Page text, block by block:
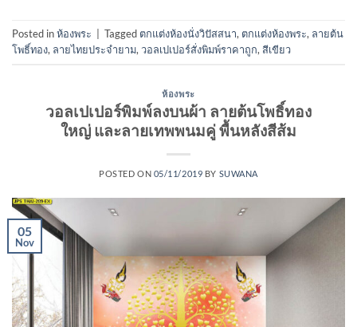
Posted inห้องพระ Tagged ตกแต่งห้องนั่งวิปัสสนา, ตกแต่งห้องพระ, ลายต้น
โพธิ์ทอง, ลายไทยประจำยาม, วอลเปเปอร์สั่งพิมพ์ราคาถูก, สีเขียว
ห้องพระ
วอลเปเปอร์พิมพ์ลงบนผ้า ลายต้นโพธิ์ทอง
ใหญ่ และลายเทพพนมคู่ พื้นหลังสีส้ม
POSTED ON 05/11/2019 BY SUWANA
05
Nov